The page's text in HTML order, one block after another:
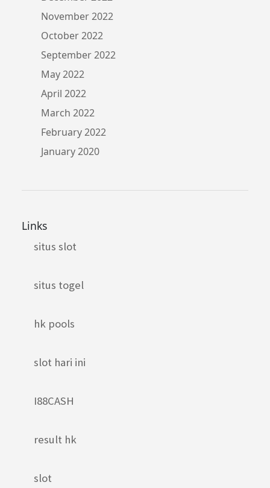
November 2022
October 2022
September 2022
May 2022
April 2022
March 2022
February 2022
January 2020
Links
situs slot
situs togel
hk pools
slot hari ini
I88CASH
result hk
slot